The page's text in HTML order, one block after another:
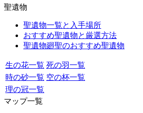
聖遺物
聖遺物一覧と入手場所
おすすめ聖遺物と厳選方法
聖遺物廻聖のおすすめ聖遺物
生の花一覧 死の羽一覧
時の砂一覧 空の杯一覧
理の冠一覧
マップ一覧